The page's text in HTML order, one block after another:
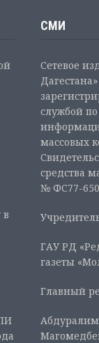
в
СМИ
Сетевое
службой
массовых
средства
№ ФС77-
ГАУ РД
газеты
Главный